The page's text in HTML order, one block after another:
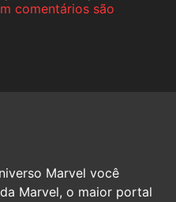
comentários são
Marvel você
Marvel, o maior portal